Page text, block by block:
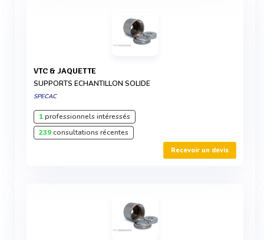
VTC & JAQUETTE
SUPPORTS ECHANTILLON SOLIDE
SPECAC
1professionnels intéressés
239consultations récentes
Recevoir un devis